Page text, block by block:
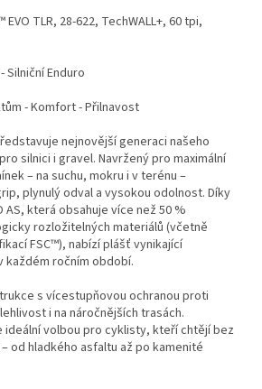
TLR, 28-622, TechWALL+, 60 tpi,
- Silniční Enduro
- Komfort - Přilnavost
nejnovější generaci našeho
silnici i gravel. Navržený pro maximální
– na suchu, mokru i v terénu –
plynulý odval a vysokou odolnost. Díky
AS, která obsahuje více než 50 %
rozložitelných materiálů (včetně
FSC™), nabízí plášť vynikající
ročním období.
s vícestupňovou ochranou proti
i na náročnějších trasách.
ideální volbou pro cyklisty, kteří chtějí bez
od hladkého asfaltu až po kamenité